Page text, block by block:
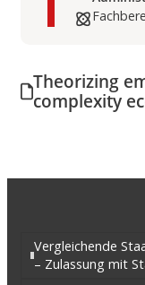
Theorizing
complexity
Vergleichende
– Zulassung mit